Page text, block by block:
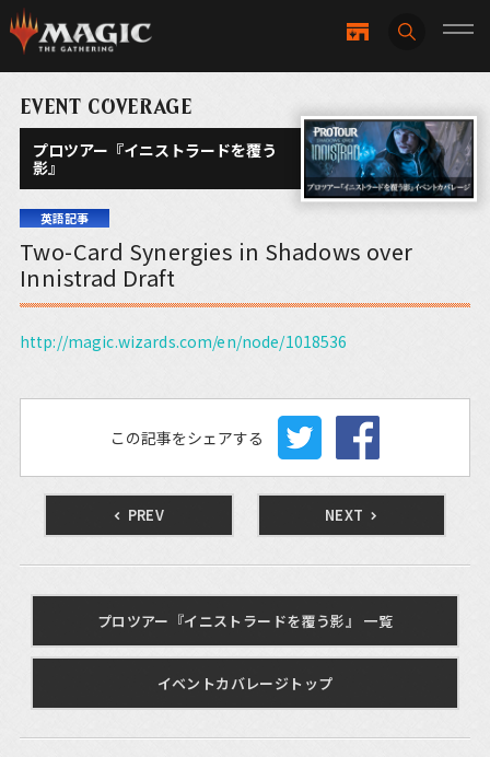
EVENT COVERAGE
プロツアー『イニストラードを覆う
影』
英語記事
Two-Card Synergies in Shadows over
Innistrad Draft
http://magic.wizards.com/en/node/1018536
この記事をシェアする
PREV NEXT
プロツアー『イニストラードを覆う影』 一覧
イベントカバレージトップ